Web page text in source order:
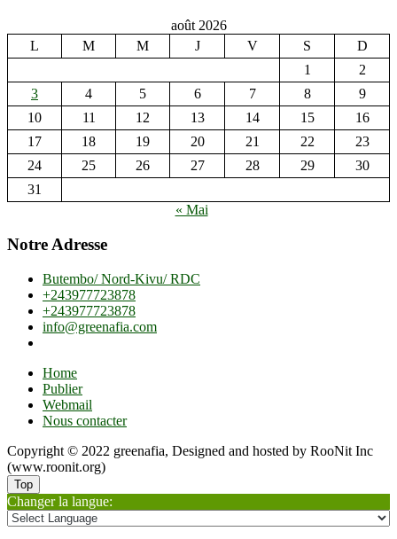
août 2026
L
M M J V S
D
1
2
3
4 5 6 7 8
9
10
11 12 13 14 15
16
17
18 19 20 21 22
23
24
25 26 27 28 29
30
31
« Mai
Notre Adresse
Butembo/ Nord-Kivu/ RDC
+243977723878
+243977723878
info@greenafia.com
Home
Publier
Webmail
Nous contacter
Copyright © 2022 greenafia, Designed and hosted by RooNit Inc
(www.roonit.org)
Top
Changer la langue: